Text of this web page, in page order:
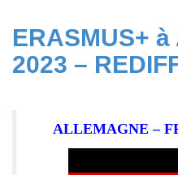
ERASMUS+
2023 –
ALLEMAGNE –